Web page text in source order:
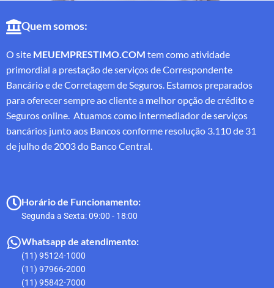
Quem somos:
O site MEUEMPRESTIMO.COM tem como atividade
primordial a prestação de serviços de Correspondente
Bancário e de Corretagem de Seguros. Estamos preparados
para oferecer sempre ao cliente a melhor opção de crédito e
Seguros online. Atuamos como intermediador de serviços
bancários junto aos Bancos conforme resolução 3.110 de 31
de julho de 2003 do Banco Central.
Horário de Funcionamento:
Segunda a Sexta: 09:00 - 18:00
Whatsapp de atendimento:
(11) 95124-1000
(11) 97966-2000
(11) 95842-7000